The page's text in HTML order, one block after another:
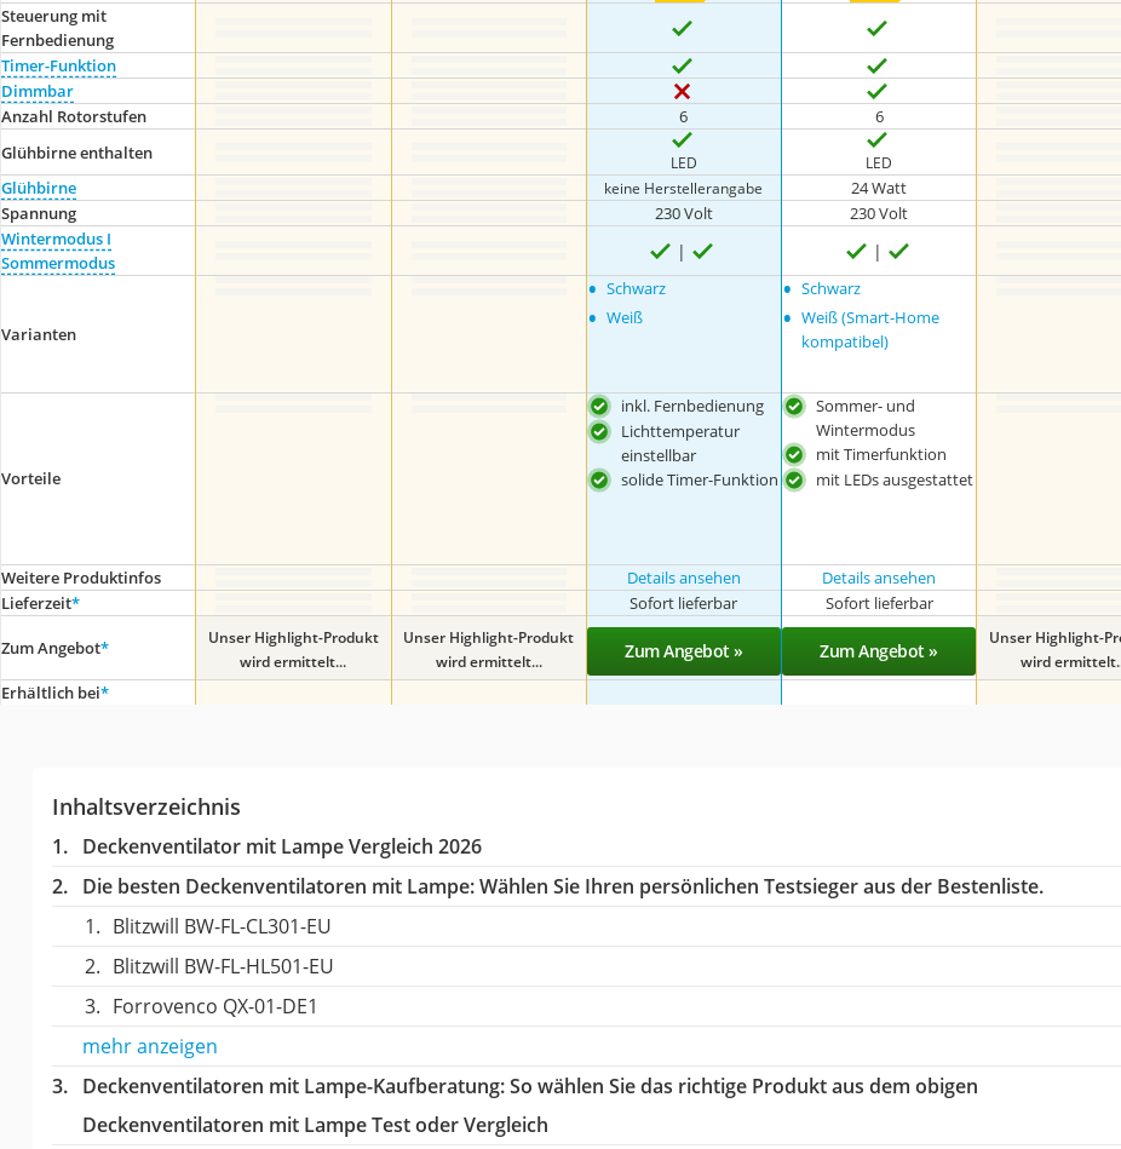
Steuerung mit
Fernbedienung
Timer-Funktion
Dimmbar
Anzahl Rotorstufen
6 6
Glühbirne enthalten
LED LED
Glühbirne keine Herstellerangabe 24 Watt
Spannung 230 Volt 230 Volt
Wintermodus I
Sommermodus
Varianten
• Schwarz
• Weiß
• Schwarz
• Weiß (Smart-Home
kompatibel)
Vorteile
inkl. Fernbedienung
Lichttemperatur
einstellbar
solide Timer-Funktion
Sommer- und
Wintermodus
mit Timerfunktion
mit LEDs ausgestattet
Weitere Produktinfos Details ansehen Details ansehen
Lieferzeit* Sofort lieferbar Sofort lieferbar
Zum Angebot*
Unser Highlight-Produkt
wird ermittelt...
Unser Highlight-Produkt
wird ermittelt...
Zum Angebot » Zum Angebot »
Unser Highlight-
wird
Erhältlich bei*
Inhaltsverzeichnis
Deckenventilator mit Lampe Vergleich 2026
Die besten Deckenventilatoren mit Lampe:Wählen Sie Ihren persönlichen Testsieger aus der Bestenliste.
Blitzwill BW-FL-CL301-EU
Blitzwill BW-FL-HL501-EU
Forrovenco ‎QX-01-DE1
mehr anzeigen
Deckenventilatoren mit Lampe-Kaufberatung: So wählen Sie das richtige Produkt aus dem obigen
Deckenventilatoren mit Lampe Test oder Vergleich